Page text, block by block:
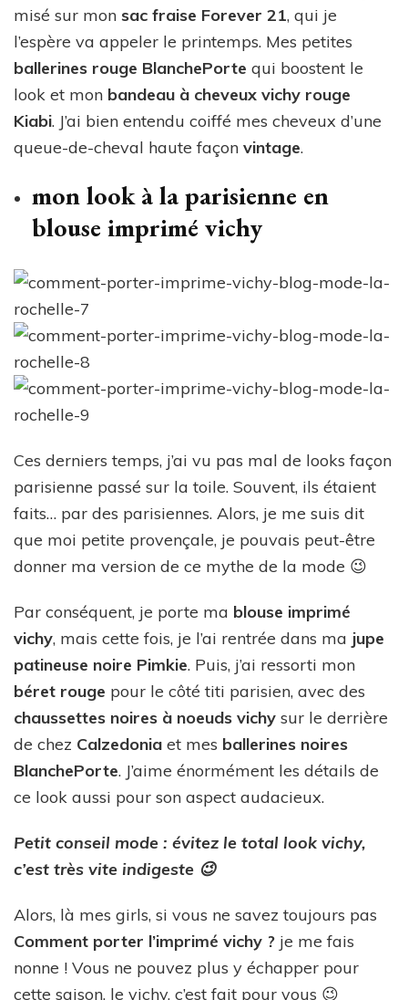
misé sur mon sac fraise Forever 21, qui je
l’espère va appeler le printemps. Mes petites
ballerines rouge BlanchePorte qui boostent le
look et mon bandeau à cheveux vichy rouge
Kiabi. J’ai bien entendu coiffé mes cheveux d’une
queue-de-cheval haute façon vintage.
mon look à la parisienne en
blouse imprimé vichy
Ces derniers temps, j’ai vu pas mal de looks façon
parisienne passé sur la toile. Souvent, ils étaient
faits… par des parisiennes. Alors, je me suis dit
que moi petite provençale, je pouvais peut-être
donner ma version de ce mythe de la mode 😉
Par conséquent, je porte ma blouse imprimé
vichy, mais cette fois, je l’ai rentrée dans ma jupe
patineuse noire Pimkie. Puis, j’ai ressorti mon
béret rouge pour le côté titi parisien, avec des
chaussettes noires à noeuds vichy sur le derrière
de chez Calzedonia et mes ballerines noires
BlanchePorte. J’aime énormément les détails de
ce look aussi pour son aspect audacieux.
Petit conseil mode : évitez le total look vichy,
c’est très vite indigeste 😉
Alors, là mes girls, si vous ne savez toujours pas
Comment porter l’imprimé vichy ? je me fais
nonne ! Vous ne pouvez plus y échapper pour
cette saison, le vichy, c’est fait pour vous 😉